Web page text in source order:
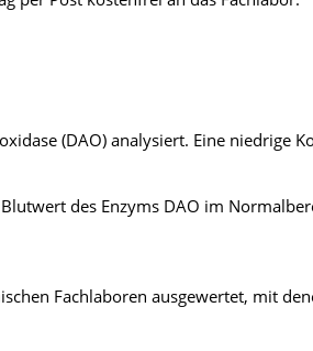
(DAO) analysiert. Eine niedrige
des Enzyms DAO im
Fachlaboren ausgewertet, mit